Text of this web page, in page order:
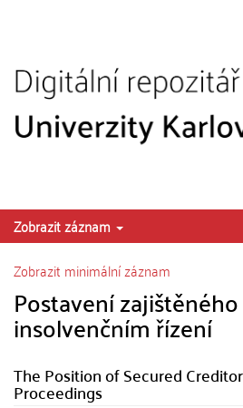
Zobrazit záznam
Zobrazit minimální záznam
Postavení
insolvenčním řízení
The Position of Secured
Proceedings